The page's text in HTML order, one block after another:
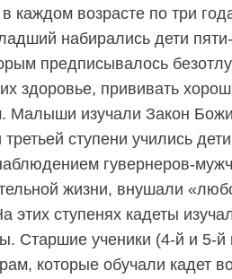
каждом возрасте по три
набирались дети
предписывалось
здоровье, прививать
Малыши изучали Закон
ступени учились
гувернеров-
жизни, внушали
этих ступенях кадеты
Старшие ученики (4-й и 5-й
которые обучали кадет